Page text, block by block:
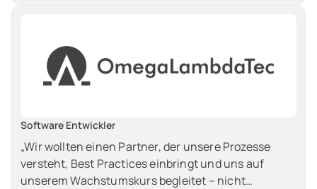
Software Entwickler
„Wir wollten einen Partner, der unsere Prozesse
versteht, Best Practices einbringt und uns auf
unserem Wachstumskurs begleitet – nicht